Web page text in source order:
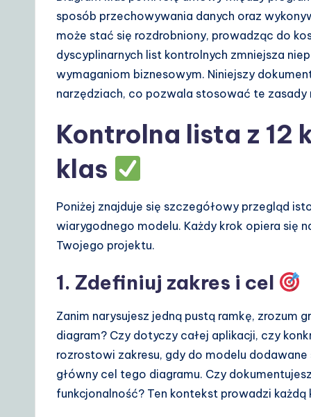
A
ft
w
lu
sposób przechowywania danych oraz
może stać się rozdrobniony, prowadząc do
dyscyplinarnych list kontrolnych zmniejsza
wymaganiom biznesowym. Niniejszy
narzędziach, co pozwala stosować te zasady
Kontrolna lista z 12
klas
Poniżej znajduje się szczegółowy przegląd
wiarygodnego modelu. Każdy krok opiera się
Twojego projektu.
1. Zdefiniuj zakres i cel
Zanim narysujesz jedną pustą ramkę, zrozum
diagram? Czy dotyczy całej aplikacji, czy
rozrostowi zakresu, gdy do modelu
główny cel tego diagramu. Czy
funkcjonalność? Ten kontekst prowadzi każdą